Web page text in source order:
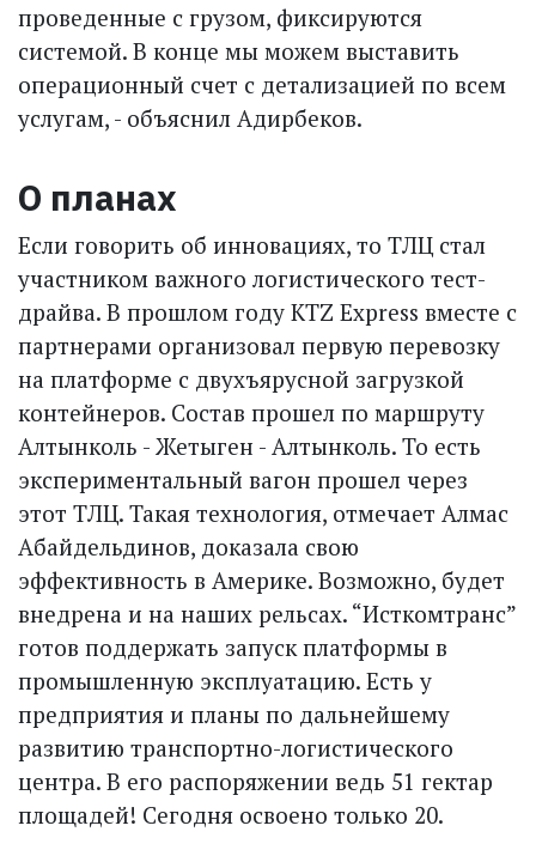
проведенные с грузом, фиксируются
системой. В конце мы можем выставить
операционный счет с детализацией по всем
услугам, - объяснил Адирбеков.
О планах
Если говорить об инновациях, то ТЛЦ стал
участником важного логистического тест-
драйва. В прошлом году KTZ Express вместе с
партнерами организовал первую перевозку
на платформе с двухъярус­ной загрузкой
контейнеров. Состав прошел по маршруту
Алтынколь - Жетыген - Алтынколь. То есть
экспериментальный вагон прошел через
этот ТЛЦ. Такая технология, отмечает Алмас
Абайдельдинов, доказала свою
эффективность в Америке. Возможно, будет
внедрена и на наших рельсах. “Исткомтранс”
готов поддержать запуск платформы в
промышленную эксплуатацию. Есть у
предприятия и планы по дальнейшему
развитию транс­портно-логистического
центра. В его распоряжении ведь 51 гектар
площадей! Сегодня освоено только 20.